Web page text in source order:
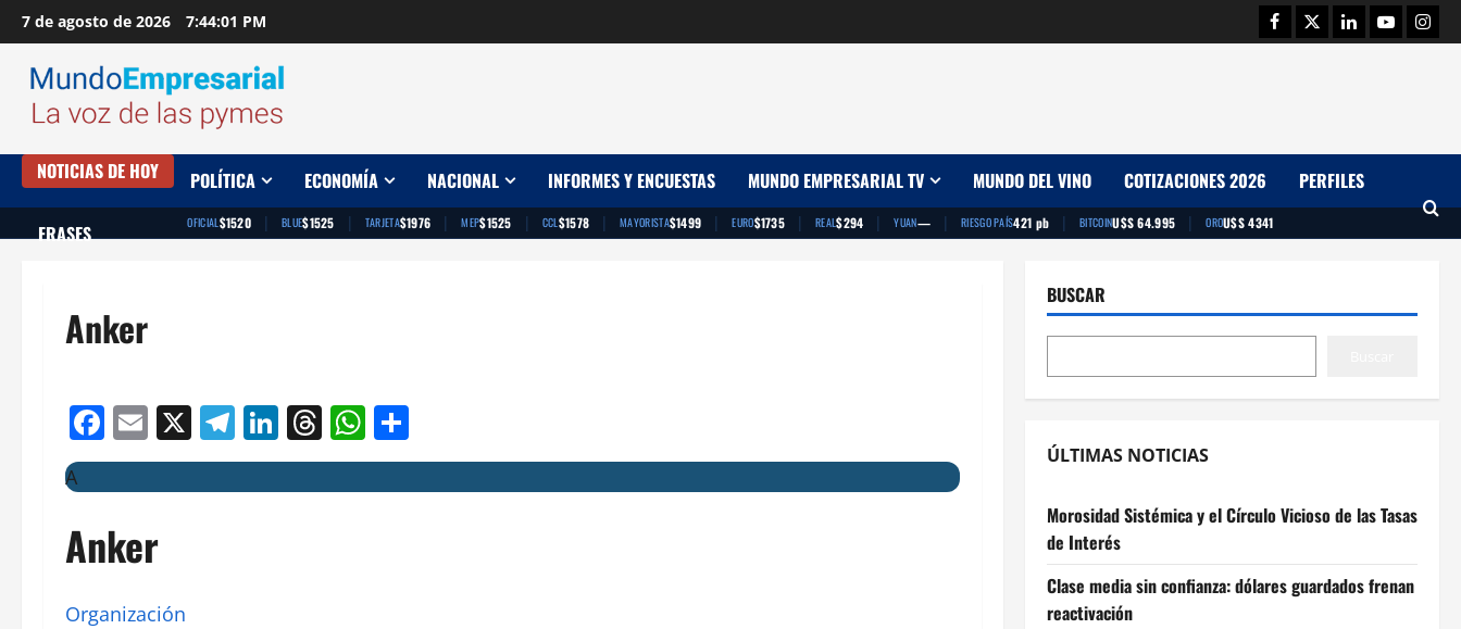
Saltar
al
contenido
7 de agosto de 2026 7:44:01 PM Facebook
TwitterLinkedinYoutube
NOTICIAS DE HOY POLÍTICA ECONOMÍA NACIONAL INFORMES Y ENCUESTAS MUNDO EMPRESARIAL TV MUNDO DEL VINO COTIZACIONES 2026 PERFILES
FRASES OFICIAL$1520 | BLUE$1525 | TARJETA$1976 | MEP$1525 | CCL$1578 | MAYORISTA$1499 | EURO$1735 | REAL$294 | YUAN— | RIESGO PAÍS421 pb | BITCOINU$S 64.995 | OROU$S 4341
Anker
Facebook
Email
X Telegram
LinkedIn
Threads
WhatsApp
A
Anker
Organización
BUSCAR
ÚLTIMAS NOTICIAS
Morosidad Sistémica y el Círculo Vicioso de las Tasas
de Interés
Clase media sin confianza: dólares guardados frenan
reactivación